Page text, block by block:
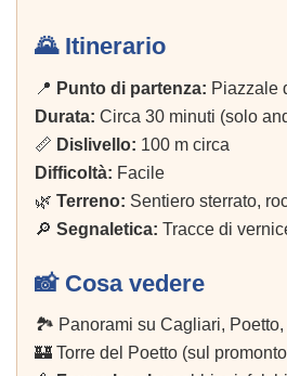
🌄 Itinerario
📍 Punto di partenza: Piazzale
Durata: Circa 30 minuti (solo
📏 Dislivello: 100 m circa
Difficoltà: Facile
🌿 Terreno: Sentiero sterrato,
🔎 Segnaletica: Tracce di
📸 Cosa vedere
🏞️ Panorami su Cagliari,
🏰 Torre del Poetto (sul